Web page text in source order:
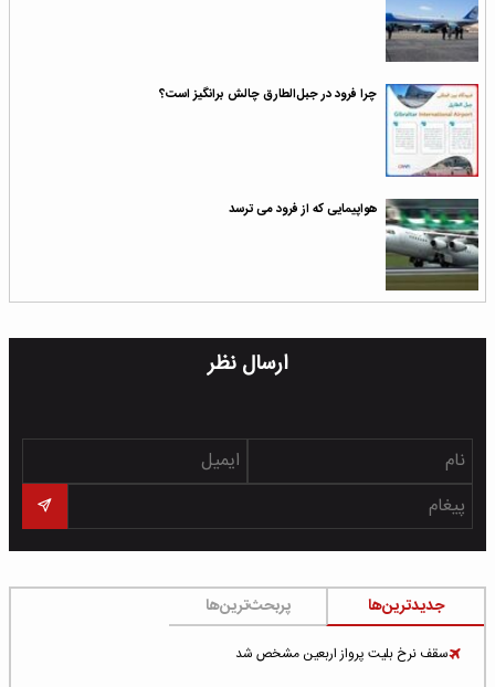
چرا فرود در جبل‌الطارق چالش برانگیز است؟
هواپیمایی که از فرود می ترسد
ارسال نظر
جدیدترین‌ها پربحث‌ترین‌ها
سقف نرخ بلیت پرواز اربعین مشخص شد